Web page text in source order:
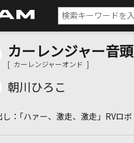
カーレンジャー音頭
[ カーレンジャーオンド ]
朝川ひろこ
｢ハァー、激走、激走｣ RVロボ